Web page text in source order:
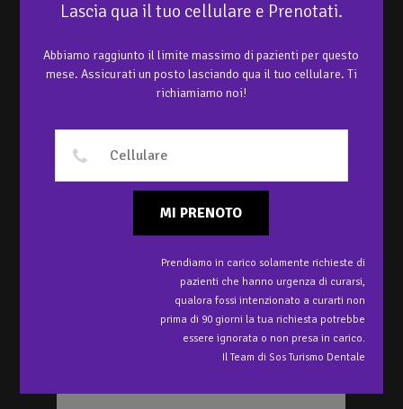
PAZIENTE
POLICLINICO SOS
TURISMO DENTALE
Policlinico Odontoiatrico Sos Turismo
Dentale, Chisinau, Moldavia.
Stefano ci racconta come ha risparmiato fino al 90% in Moldavia!
Lascia qua il tuo cellulare e Prenotati.
Abbiamo raggiunto il limite massimo di pazienti per questo
mese. Assicurati un posto lasciando qua il tuo cellulare. Ti
richiamiamo noi!
MI PRENOTO
Prendiamo in carico solamente richieste di
pazienti che hanno urgenza di curarsi,
qualora fossi intenzionato a curarti non
prima di 90 giorni la tua richiesta potrebbe
essere ignorata o non presa in carico.
Il Team di Sos Turismo Dentale